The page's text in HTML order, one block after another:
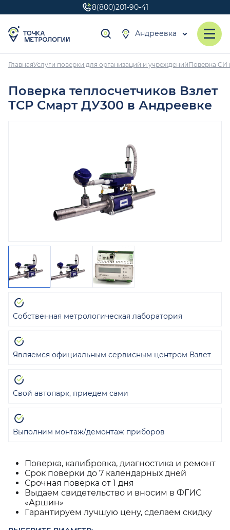
8(800)201-90-41
Андреевка
ГлавнаяУслуги поверки для организаций и учрежденийПоверка СИ
Поверка теплосчетчиков Взлет
ТСР Смарт ДУ300 в Андреевке
Поверка, калибровка, диагностика и ремонт
Срок поверки до 7 календарных дней
Срочная поверка от 1 дня
Выдаем свидетельство и вносим в ФГИС
«Аршин»
Гарантируем лучшую цену, сделаем скидку
Собственная метрологическая лаборатория
Являемся официальным сервисным центром Взлет
Свой автопарк, приедем сами
Выполним монтаж/демонтаж приборов